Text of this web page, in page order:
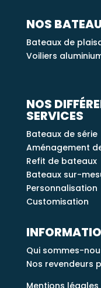
NOS
Bateaux de
Voiliers
NOS
SERVICES
Bateaux de série
Aménagement
Refit de bateaux
Bateaux sur-
Personnalisation
Customisation
Qui sommes-
Nos revendeurs
Mentions légales